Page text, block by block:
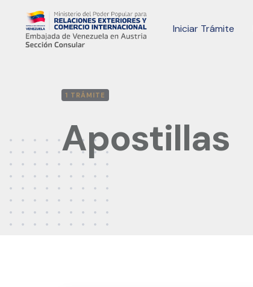
content
Iniciar Trámite
1 TRÁMITE
Apostillas